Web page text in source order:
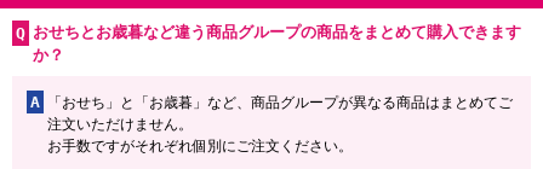
おせちとお歳暮など違う商品グループの商品をまとめて購入できます
か？
A
「おせち」と「お歳暮」など、商品グループが異なる商品はまとめてご
注文いただけません。
お手数ですがそれぞれ個別にご注文ください。